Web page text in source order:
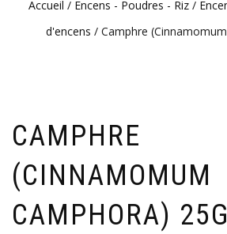
Accueil / Encens - Poudres - Riz /
d'encens / Camphre
CAMPHRE
(CINNAMOMUM
CAMPHORA) 25G